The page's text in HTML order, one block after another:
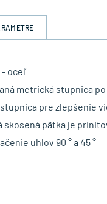
- oceľ
metrická stupnica
pre zlepšenie
skosená pätka je
uhlov 90 ° a 45 °